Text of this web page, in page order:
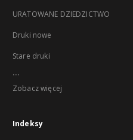
URATOWANE DZIEDZICTWO
Druki nowe
Stare druki
...
Zobacz więcej
Indeksy